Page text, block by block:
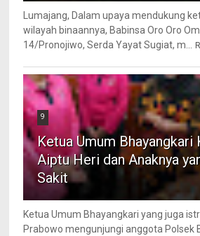
Lumajang, Dalam upaya mendukung
wilayah binaannya, Babinsa Oro Oro
14/Pronojiwo, Serda Yayat Sugiat, m...
9
Ketua Umum Bhayangkari
Aiptu Heri dan Anaknya
Sakit
Ketua Umum Bhayangkari yang juga
Prabowo mengunjungi anggota Polsek